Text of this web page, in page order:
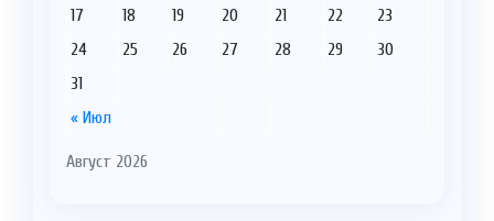
Август 2026
« Июл
17
18 19 20 21 22
23
24
25 26 27 28 29
30
31